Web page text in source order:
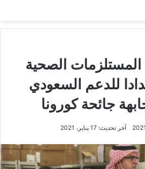
المستلزمات الصحية
للدعم السعودي
جائحة كورونا
آخر تحديث: 17 يناير، 2021